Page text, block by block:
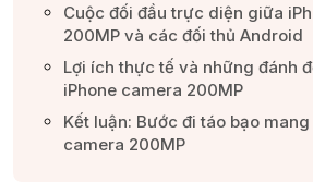
Cuộc đối đầu trực diện giữa
200MP và các đối thủ Android​
Lợi ích thực tế và những đánh
iPhone camera 200MP​
Kết luận: Bước đi táo bạo
camera 200MP​